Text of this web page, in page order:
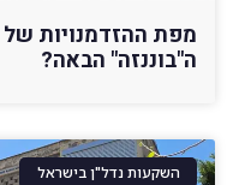
ה"בוננזה" הבאה?
השקעות נדל"ן בישראל